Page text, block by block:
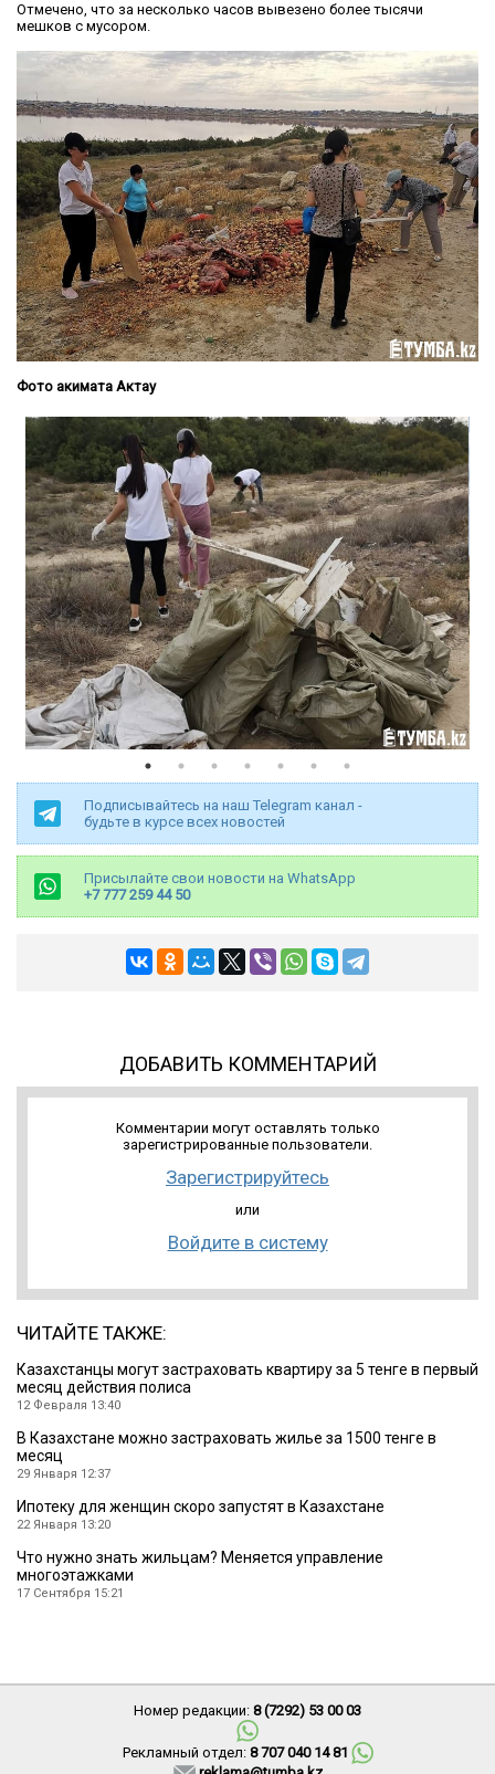
Отмечено, что за несколько часов вывезено более тысячи
мешков с мусором.
Фото акимата Актау
Подписывайтесь на наш Telegram канал -
будьте в курсе всех новостей
Присылайте свои новости на WhatsApp
+7 777 259 44 50
ДОБАВИТЬ КОММЕНТАРИЙ
Комментарии могут оставлять только
зарегистрированные пользователи.
Зарегистрируйтесь
или
Войдите в систему
ЧИТАЙТЕ ТАКЖЕ:
Казахстанцы могут застраховать квартиру за 5 тенге в первый
месяц действия полиса
12 Февраля 13:40
В Казахстане можно застраховать жилье за 1500 тенге в
месяц
29 Января 12:37
Ипотеку для женщин скоро запустят в Казахстане
22 Января 13:20
Что нужно знать жильцам? Меняется управление
многоэтажками
17 Сентября 15:21
Номер редакции: 8 (7292) 53 00 03
Рекламный отдел: 8 707 040 14 81